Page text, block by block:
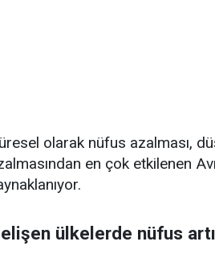
olarak nüfus azalması,
en çok etkilenen
ülkelerde nüfus